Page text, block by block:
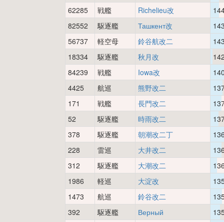
62285
戦艦 Richelieu改
82552
駆逐艦 Ташкент改
56737
軽空母 鈴谷航改二
18334
駆逐艦 秋月改
84239
戦艦 Iowa改
4425
航巡 熊野改二
171
戦艦 長門改二
52
駆逐艦 時雨改二
378
駆逐艦 朝潮改二丁
228
雷巡 大井改二
312
駆逐艦 大潮改二
1986
軽巡 大淀改
1473
航巡 鈴谷改二
392
駆逐艦 Верный